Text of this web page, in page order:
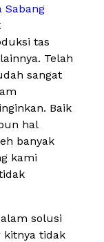
Sabang
tas
Telah
sangat
Baik
hal
banyak
kami
solusi
kitnya tidak